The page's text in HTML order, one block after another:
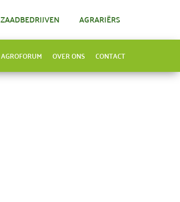
ZAADBEDRIJVEN AGRARIËRS
AGROFORUM OVER ONS CONTACT